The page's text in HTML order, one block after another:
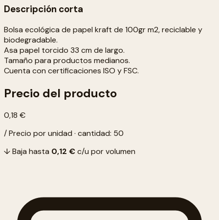
Descripción corta
Bolsa ecológica de papel kraft de 100gr m2, reciclable y
biodegradable.
Asa papel torcido 33 cm de largo.
Tamaño para productos medianos.
Cuenta con certificaciones ISO y FSC.
Precio del producto
0,18 €
/ Precio por unidad · cantidad: 50
↓ Baja hasta 0,12 €c/u por volumen